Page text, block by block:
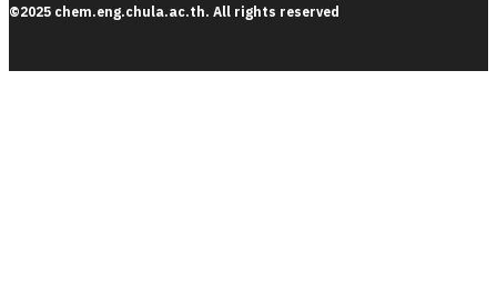
©2025 chem.eng.chula.ac.th. All rights reserved